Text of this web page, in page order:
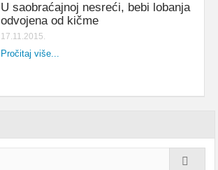
U saobraćajnoj nesreći, bebi lobanja
odvojena od kičme
17.11.2015.
Pročitaj više...